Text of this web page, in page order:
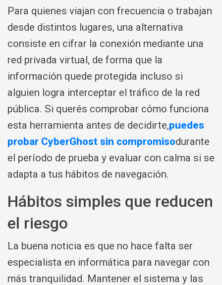
Para quienes viajan con frecuencia o trabajan
desde distintos lugares, una alternativa
consiste en cifrar la conexión mediante una
red privada virtual, de forma que la
información quede protegida incluso si
alguien logra interceptar el tráfico de la red
pública. Si querés comprobar cómo funciona
esta herramienta antes de decidirte,puedes
probar CyberGhost sin compromisodurante
el período de prueba y evaluar con calma si se
adapta a tus hábitos de navegación.
Hábitos simples que reducen
el riesgo
La buena noticia es que no hace falta ser
especialista en informática para navegar con
más tranquilidad. Mantener el sistema y las